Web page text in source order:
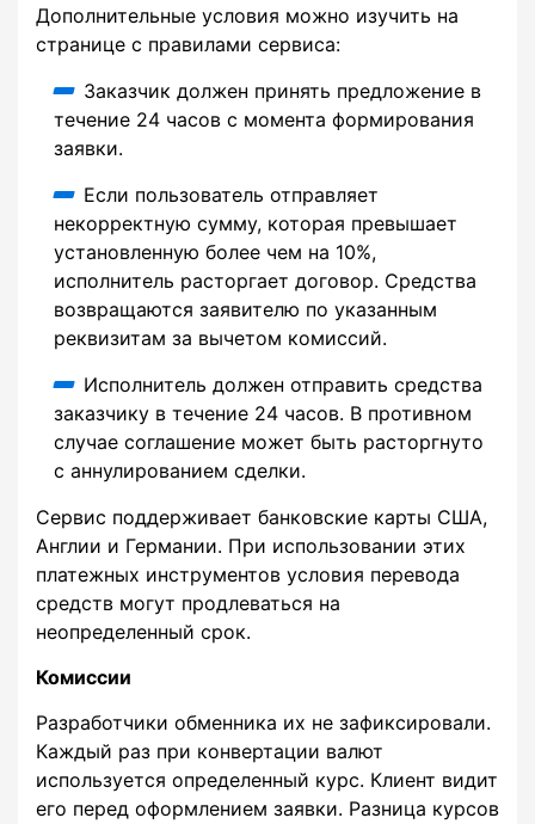
Дополнительные условия можно изучить на
странице с правилами сервиса:
Заказчик должен принять предложение в
течение 24 часов с момента формирования
заявки.
Если пользователь отправляет
некорректную сумму, которая превышает
установленную более чем на 10%,
исполнитель расторгает договор. Средства
возвращаются заявителю по указанным
реквизитам за вычетом комиссий.
Исполнитель должен отправить средства
заказчику в течение 24 часов. В противном
случае соглашение может быть расторгнуто
с аннулированием сделки.
Сервис поддерживает банковские карты США,
Англии и Германии. При использовании этих
платежных инструментов условия перевода
средств могут продлеваться на
неопределенный срок.
Комиссии
Разработчики обменника их не зафиксировали.
Каждый раз при конвертации валют
используется определенный курс. Клиент видит
его перед оформлением заявки. Разница курсов